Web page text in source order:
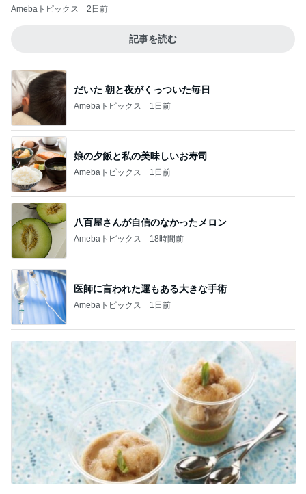
Amebaトピックス 2日前
記事を読む
だいた 朝と夜がくっついた毎日
Amebaトピックス 1日前
娘の夕飯と私の美味しいお寿司
Amebaトピックス 1日前
八百屋さんが自信のなかったメロン
Amebaトピックス 18時間前
医師に言われた運もある大きな手術
Amebaトピックス 1日前